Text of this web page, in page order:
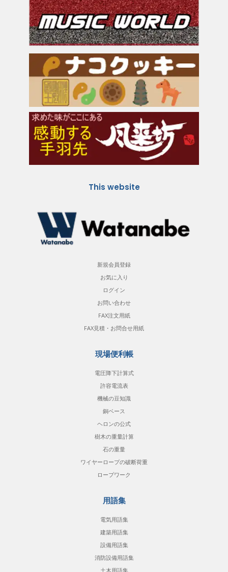
This website
新規会員登録
お気に入り
ログイン
お問い合わせ
FAX注文用紙
FAX見積・お問合せ用紙
現場便利帳
電圧降下計算式
許容電流表
機械の豆知識
銅ベース
ヘロンの公式
樹木の重量計算
石の重量
ワイヤーロープの破断荷重
ロープワーク
用語集
電気用語集
建築用語集
設備用語集
消防設備用語集
土木用語集